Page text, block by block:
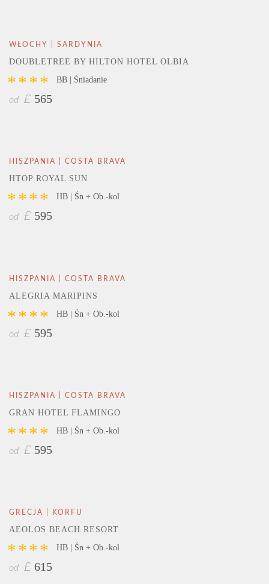
WŁOCHY | SARDYNIA
DOUBLETREE BY HILTON HOTEL OLBIA
**** BB | Śniadanie
od £ 565
HISZPANIA | COSTA BRAVA
HTOP ROYAL SUN
**** HB | Śn + Ob.-kol
od £ 595
HISZPANIA | COSTA BRAVA
ALEGRIA MARIPINS
**** HB | Śn + Ob.-kol
od £ 595
HISZPANIA | COSTA BRAVA
GRAN HOTEL FLAMINGO
**** HB | Śn + Ob.-kol
od £ 595
GRECJA | KORFU
AEOLOS BEACH RESORT
**** HB | Śn + Ob.-kol
od £ 615